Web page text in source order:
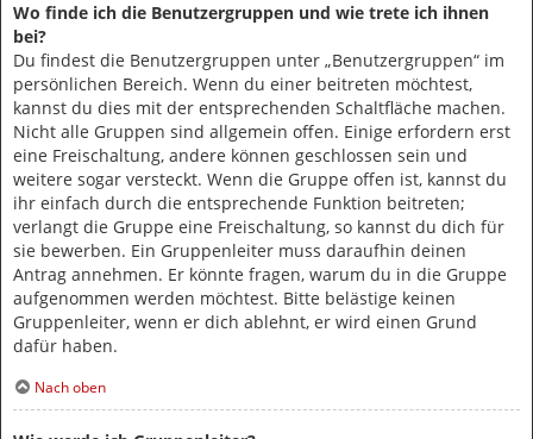
Wo finde ich die Benutzergruppen und wie trete ich ihnen
bei?
Du findest die Benutzergruppen unter „Benutzergruppen“ im
persönlichen Bereich. Wenn du einer beitreten möchtest,
kannst du dies mit der entsprechenden Schaltfläche machen.
Nicht alle Gruppen sind allgemein offen. Einige erfordern erst
eine Freischaltung, andere können geschlossen sein und
weitere sogar versteckt. Wenn die Gruppe offen ist, kannst du
ihr einfach durch die entsprechende Funktion beitreten;
verlangt die Gruppe eine Freischaltung, so kannst du dich für
sie bewerben. Ein Gruppenleiter muss daraufhin deinen
Antrag annehmen. Er könnte fragen, warum du in die Gruppe
aufgenommen werden möchtest. Bitte belästige keinen
Gruppenleiter, wenn er dich ablehnt, er wird einen Grund
dafür haben.
Nach oben